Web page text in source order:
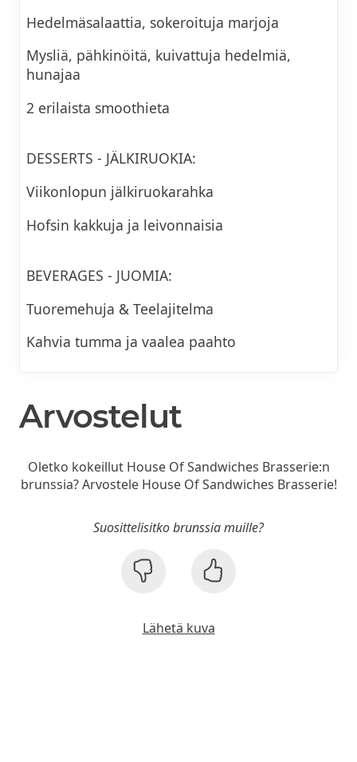
Hedelmäsalaattia, sokeroituja marjoja
Mysliä, pähkinöitä, kuivattuja hedelmiä,
hunajaa
2 erilaista smoothieta
DESSERTS - JÄLKIRUOKIA:
Viikonlopun jälkiruokarahka
Hofsin kakkuja ja leivonnaisia
BEVERAGES - JUOMIA:
Tuoremehuja & Teelajitelma
Kahvia tumma ja vaalea paahto
Arvostelut
Oletko kokeillut House Of Sandwiches Brasserie:n
brunssia? Arvostele House Of Sandwiches Brasserie!
Suosittelisitko brunssia muille?
Lähetä kuva